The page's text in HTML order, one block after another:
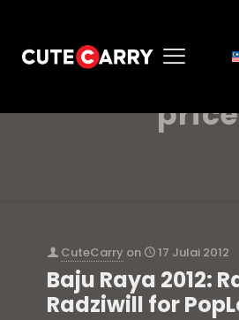
price
CuteCarry on 17 Julai 2012
Baju Raya 2012:
Radziwill for